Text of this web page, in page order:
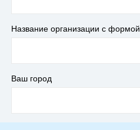
Название организации с формой
Ваш город